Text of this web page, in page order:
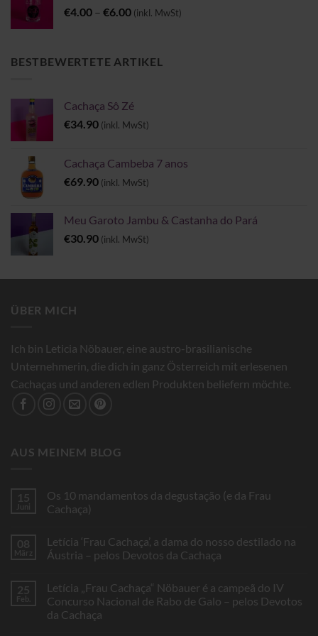
€4.00 – €6.00Preisspanne:
€6.00
(inkl. MwSt)
BESTBEWERTETE ARTIKEL
Cachaça Sô Zé
€34.90 (inkl. MwSt)
Cachaça Cambeba 7 anos
€69.90 (inkl. MwSt)
Meu Garoto Jambu & Castanha do Pará
€30.90 (inkl. MwSt)
ÜBER MICH
Ich bin Leticia Nöbauer, eine austro-brasilianische
Unternehmerin, die dich in ganz Österreich mit erlesenen
Cachaças und anderen edlen Produkten beliefern möchte.
AUS MEINEM BLOG
15
Juni
Os 10 mandamentos da degustação (e da Frau
Cachaça)
Os
10
degustação
(e
da
Frau
08
März
Letícia ‘Frau Cachaça’, a dama do nosso destilado na
Áustria – pelos Devotos da Cachaça
Letícia
‘Frau
Cachaça’,
25
Feb.
Letícia „Frau Cachaça“ Nöbauer é a campeã do IV
Concurso Nacional de Rabo de Galo – pelos Devotos
da Cachaça